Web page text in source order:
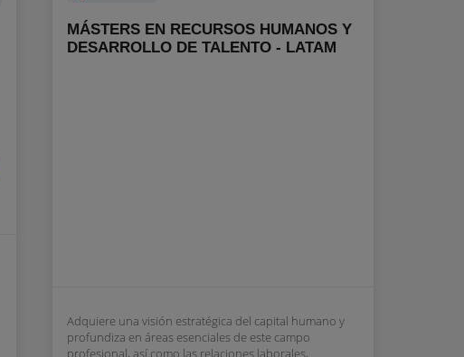
MÁSTERS EN RECURSOS HUMANOS Y
DESARROLLO DE TALENTO - LATAM
Adquiere una visión estratégica del capital humano y
profundiza en áreas esenciales de este campo
profesional, así como las relaciones laborales,